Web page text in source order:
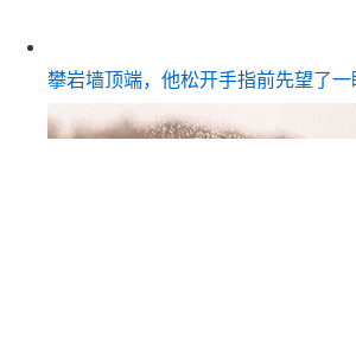
攀岩墙顶端，他松开手指前先望了一